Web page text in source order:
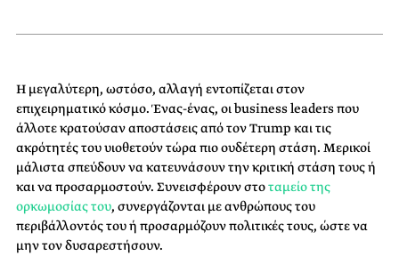
Η μεγαλύτερη, ωστόσο, αλλαγή εντοπίζεται στον
επιχειρηματικό κόσμο. Ένας-ένας, οι business leaders που
άλλοτε κρατούσαν αποστάσεις από τον Trump και τις
ακρότητές του υιοθετούν τώρα πιο ουδέτερη στάση. Μερικοί
μάλιστα σπεύδουν να κατευνάσουν την κριτική στάση τους ή
και να προσαρμοστούν. Συνεισφέρουν στοταμείο της
ορκωμοσίας του, συνεργάζονται με ανθρώπους του
περιβάλλοντός του ή προσαρμόζουν πολιτικές τους, ώστε να
μην τον δυσαρεστήσουν.